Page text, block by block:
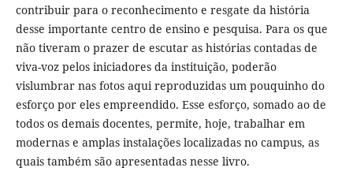
contribuir para o reconhecimento e resgate da história
desse importante centro de ensino e pesquisa. Para os que
não tiveram o prazer de escutar as histórias contadas de
viva-voz pelos iniciadores da instituição, poderão
vislumbrar nas fotos aqui reproduzidas um pouquinho do
esforço por eles empreendido. Esse esforço, somado ao de
todos os demais docentes, permite, hoje, trabalhar em
modernas e amplas instalações localizadas no campus, as
quais também são apresentadas nesse livro.